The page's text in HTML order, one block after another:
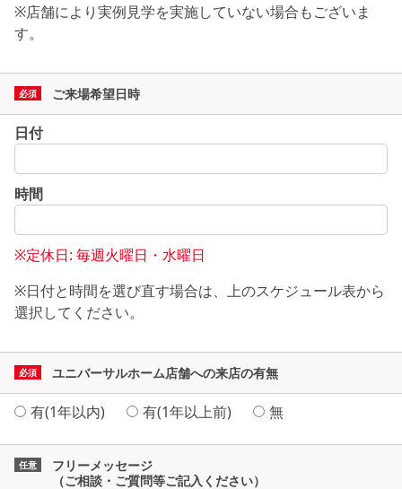
※店舗により実例見学を実施していない場合もございま
す。
ご来場希望日時
日付
時間
※定休日: 毎週火曜日・水曜日
※日付と時間を選び直す場合は、上のスケジュール表から
選択してください。
ユニバーサルホーム店舗への来店の有無
有(1年以内) 有(1年以上前) 無
フリーメッセージ
（ご相談・ご質問等ご記入ください）